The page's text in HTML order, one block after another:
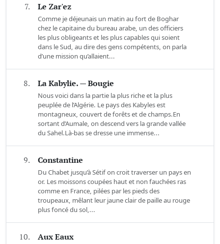
7. Le Zar'ez
Comme je déjeunais un matin au fort de Boghar
chez le capitaine du bureau arabe, un des officiers
les plus obligeants et les plus capables qui soient
dans le Sud, au dire des gens compétents, on parla
d’une mission qu’allaient...
8. La Kabylie. — Bougie
Nous voici dans la partie la plus riche et la plus
peuplée de l’Algérie. Le pays des Kabyles est
montagneux, couvert de forêts et de champs.En
sortant d’Aumale, on descend vers la grande vallée
du Sahel.Là-bas se dresse une immense...
9. Constantine
Du Chabet jusqu’à Sétif on croit traverser un pays en
or. Les moissons coupées haut et non fauchées ras
comme en France, pilées par les pieds des
troupeaux, mêlant leur jaune clair de paille au rouge
plus foncé du sol,...
10. Aux Eaux